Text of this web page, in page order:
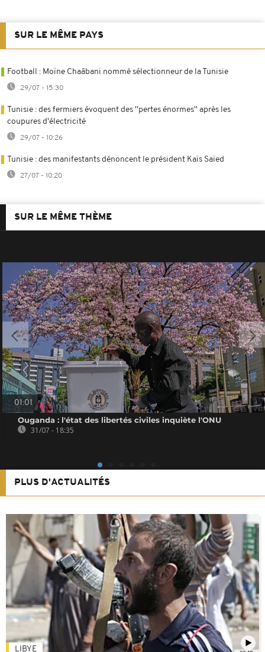
SUR LE MÊME PAYS
Football : Moïne Chaâbani nommé sélectionneur de la Tunisie
29/07 - 15:30
Tunisie : des fermiers évoquent des ''pertes énormes'' après les
coupures d'électricité
29/07 - 10:26
Tunisie : des manifestants dénoncent le président Kaïs Saïed
27/07 - 10:20
SUR LE MÊME THÈME
01:01
Ouganda : l'état des libertés civiles inquiète l'ONU
31/07 - 18:35
PLUS D'ACTUALITÉS
LIBYE